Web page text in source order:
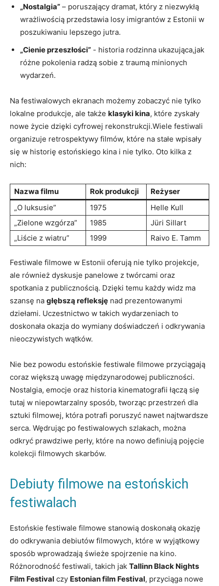
„Nostalgia” – poruszający dramat, który z niezwykłą
wrażliwością przedstawia ‌losy imigrantów z Estonii w
poszukiwaniu lepszego jutra.
„Cienie przeszłości” ⁢- historia rodzinna ukazująca,jak
różne ⁤pokolenia radzą sobie z traumą minionych
wydarzeń.
Na festiwalowych ekranach możemy zobaczyć nie tylko
lokalne ‌produkcje, ale​ także klasyki kina, które zyskały
nowe życie dzięki cyfrowej rekonstrukcji.Wiele festiwali
organizuje retrospektywy filmów, które ⁢na stałe wpisały
się w historię estońskiego kina i nie tylko. Oto kilka z
nich:
Nazwa ​filmu Rok produkcji
Reżyser
„O luksusie”
1975
Helle Kull
„Zielone ⁤wzgórza”
1985
Jüri Sillart
„Liście z wiatru”
1999 Raivo E. Tamm
Festiwale⁣ filmowe w ⁢Estonii oferują nie ‌tylko⁣ projekcje,
ale również dyskusje panelowe z twórcami‌ oraz
spotkania z publicznością. Dzięki⁤ temu każdy widz ma⁣
szansę na głębszą‍ refleksję nad prezentowanymi
dziełami. Uczestnictwo w ⁤takich wydarzeniach to
doskonała okazja do wymiany doświadczeń i‌ odkrywania
nieoczywistych wątków.
Nie bez ⁤powodu estońskie festiwale filmowe przyciągają
‌coraz większą uwagę międzynarodowej publiczności.
Nostalgia, emocje oraz historia kinematografii łączą ⁣się
‌tutaj w niepowtarzalny sposób,​ tworząc przestrzeń dla
sztuki filmowej, która ⁣potrafi poruszyć nawet ‍najtwardsze
serca. Wędrując po festiwalowych ⁢szlakach, można⁣
odkryć prawdziwe perły, które ‌na nowo definiują ⁤pojęcie
kolekcji filmowych skarbów.
Debiuty filmowe ​na estońskich
festiwalach
Estońskie⁤ festiwale filmowe stanowią doskonałą okazję
do odkrywania​ debiutów filmowych,​ które w wyjątkowy
sposób wprowadzają świeże spojrzenie na kino.‍
Różnorodność⁣ festiwali, takich jak Tallinn Black​ Nights
Film Festival czy Estonian ‍film​ Festival, przyciąga⁤ nowe